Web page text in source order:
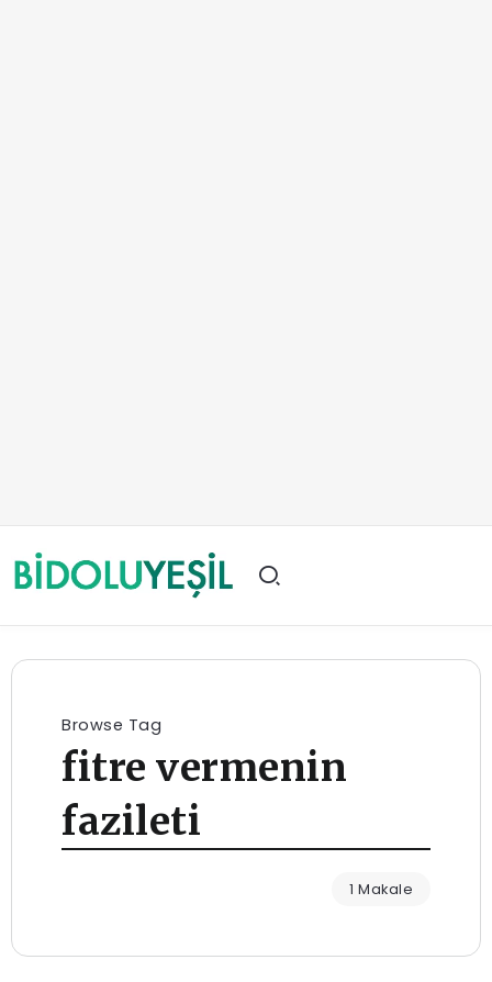
Browse Tag
fitre vermenin
fazileti
1 Makale